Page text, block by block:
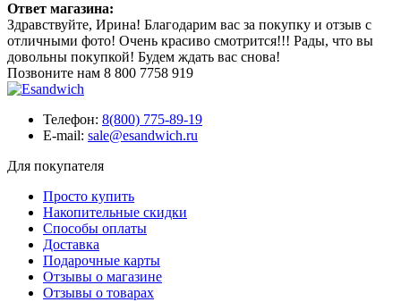
Ответ магазина:
Здравствуйте, Ирина! Благодарим вас за покупку и отзыв с
отличными фото! Очень красиво смотрится!!! Рады, что вы
довольны покупкой! Будем ждать вас снова!
Позвоните нам 8 800 7758 919
Телефон: 8(800) 775-89-19
E-mail: sale@esandwich.ru
Для покупателя
Просто купить
Накопительные скидки
Способы оплаты
Доставка
Подарочные карты
Отзывы о магазине
Отзывы о товарах